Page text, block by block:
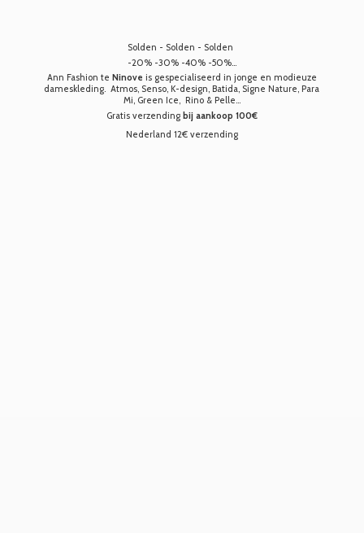
Solden - Solden - Solden
-20% -30% -40% -50%...
Ann Fashion te Ninove is gespecialiseerd in jonge en modieuze
dameskleding. Atmos, Senso, K-design, Batida, Signe Nature, Para
Mi, Green Ice, Rino & Pelle...
Gratis verzending bij aankoop 100€
Nederland 12€ verzending